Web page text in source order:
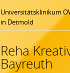
Universitätsklinikum
in Detmold
Reha
Bayreuth